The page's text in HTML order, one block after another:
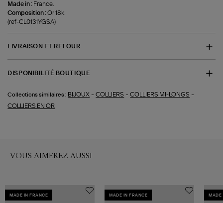
Made in : France.
Composition :Or 18k
(ref-CL0131YGSA)
LIVRAISON ET RETOUR
DISPONIBILITÉ BOUTIQUE
Collections similaires : BIJOUX -COLLIERS -COLLIERS MI-LONGS -
COLLIERS EN OR
VOUS AIMEREZ AUSSI
MADE IN FRANCE MADE IN FRANCE MADE